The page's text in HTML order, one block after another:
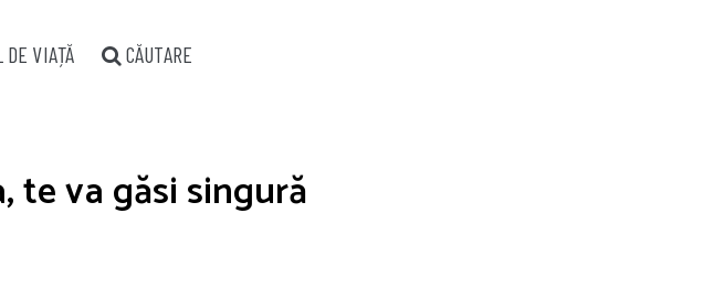
DE VIAȚĂ CĂUTARE
te va găsi singură